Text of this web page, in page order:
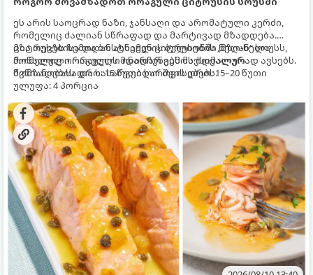
ეს არის საოცრად ნაზი, ჯანსაღი და არომატული კერძი,
რომელიც ძალიან სწრაფად და მარტივად მზადდება.
ციტრუსებისა და ბოსტნეულის ბულიონში ნელ-ნელა
მოწალული ორაგული ინარჩუნებს მაქსიმალურ
წვნიანობასა და სასარგებლო თვისებებს.
მზა თევზს ზემოდან ასხამენ ციტრუსების „მზიან“ სოუსს,
რომელიც ორაგულის მდიდარ გემოს იდეალურად ავსებს.
მომზადების დრო: 15 წუთი ხარშვის დრო: 15–20 წუთი
ულუფა: 4 პორცია